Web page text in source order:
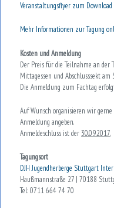
Veranstaltungsflyer zum Download
Mehr Informationen zur Tagung
Kosten und Anmeldung
Der Preis für die Teilnahme an der
Mittagessen und Abschlusssekt am
Die Anmeldung zum Fachtag
Auf Wunsch organisieren wir
Anmeldung angeben.
Anmeldeschluss ist der30.09.2017.
Tagungsort
DJH Jugendherberge Stuttgart
Haußmannstraße 27 | 70188
Tel: 0711 664 74 70